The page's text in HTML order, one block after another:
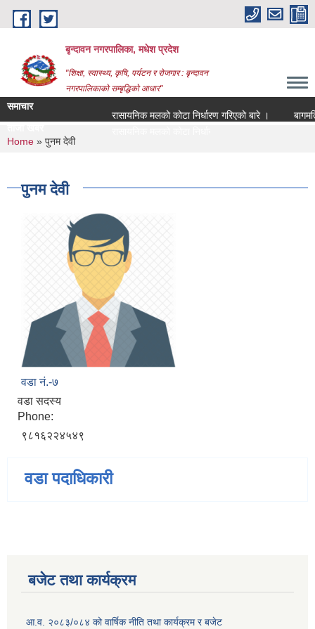
Skip to main content
बृन्दावन नगरपालिका, मधेश प्रदेश
"शिक्षा, स्वास्थ्य, कृषि, पर्यटन र रोजगार : बृन्दावन
नगरपालिकाको सम्बृद्धिको आधार"
समाचार
रासायनिक मलको कोटा निर्धारण गरिएको बारे ।
बागमति
You are here
Home » पुनम देवी
पुनम देवी
वडा नं.-७
वडा सदस्य
Phone:
९८१६२२४५४९
वडा पदाधिकारी
बजेट तथा कार्यक्रम
आ.व. २०८३/०८४ को वार्षिक नीति तथा कार्यक्रम र बजेट